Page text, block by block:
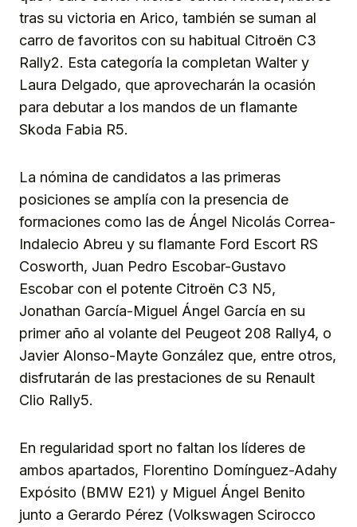
tras su victoria en Arico, también se suman al
carro de favoritos con su habitual Citroën C3
Rally2. Esta categoría la completan Walter y
Laura Delgado, que aprovecharán la ocasión
para debutar a los mandos de un flamante
Skoda Fabia R5.
La nómina de candidatos a las primeras
posiciones se amplía con la presencia de
formaciones como las de Ángel Nicolás Correa-
Indalecio Abreu y su flamante Ford Escort RS
Cosworth, Juan Pedro Escobar-Gustavo
Escobar con el potente Citroën C3 N5,
Jonathan García-Miguel Ángel García en su
primer año al volante del Peugeot 208 Rally4, o
Javier Alonso-Mayte González que, entre otros,
disfrutarán de las prestaciones de su Renault
Clio Rally5.
En regularidad sport no faltan los líderes de
ambos apartados, Florentino Domínguez-Adahy
Expósito (BMW E21) y Miguel Ángel Benito
junto a Gerardo Pérez (Volkswagen Scirocco